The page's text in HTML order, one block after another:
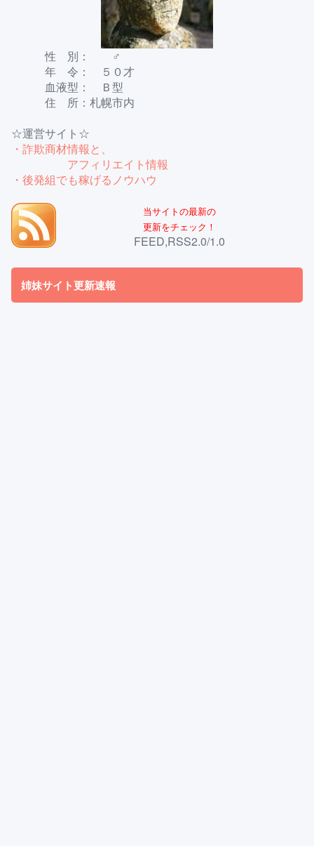
性 別： ♂
年 令： ５０才
血液型： Ｂ型
住 所：札幌市内
☆運営サイト☆
・詐欺商材情報と、
アフィリエイト情報
・後発組でも稼げるノウハウ
当サイトの最新の
更新をチェック！
FEED,RSS2.0/1.0
姉妹サイト更新速報